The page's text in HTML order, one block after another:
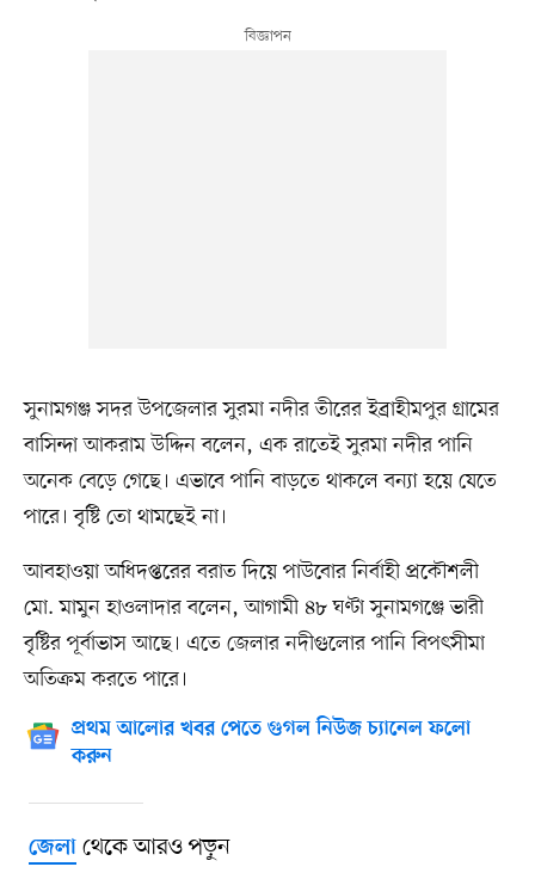
সুনামগঞ্জ সদর উপজেলার সুরমা নদীর তীরের ইব্রাহীমপুর গ্রামের
বাসিন্দা আকরাম উদ্দিন বলেন, এক রাতেই সুরমা নদীর পানি
অনেক বেড়ে গেছে। এভাবে পানি বাড়তে থাকলে বন্যা হয়ে যেতে
পারে। বৃষ্টি তো থামছেই না।
আবহাওয়া অধিদপ্তরের বরাত দিয়ে পাউবোর নির্বাহী প্রকৌশলী
মো. মামুন হাওলাদার বলেন, আগামী ৪৮ ঘণ্টা সুনামগঞ্জে ভারী
বৃষ্টির পূর্বাভাস আছে। এতে জেলার নদীগুলোর পানি বিপৎসীমা
অতিক্রম করতে পারে।
প্রথম আলোর খবর পেতে গুগল নিউজ চ্যানেল ফলো
করুন
জেলাথেকে আরও পড়ুন